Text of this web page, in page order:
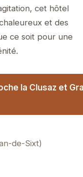
cet hôtel
et des
ce soit pour une
la Clusaz et
de-Sixt)